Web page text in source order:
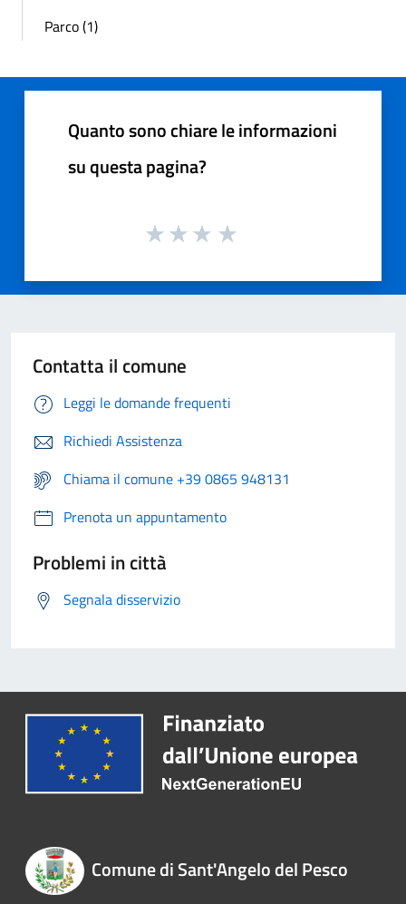
Parco (1)
Quanto sono chiare le informazioni
su questa pagina?
Contatta il comune
Leggi le domande frequenti
Richiedi Assistenza
Chiama il comune +39 0865 948131
Prenota un appuntamento
Problemi in città
Segnala disservizio
Comune di Sant'Angelo del Pesco